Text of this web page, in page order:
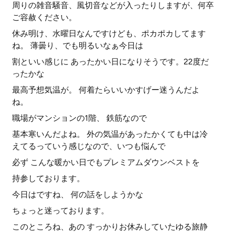
周りの雑音騒音、風切音などが入ったりしますが、何卒
ご容赦ください。
休み明け、水曜日なんですけども、ポカポカしてます
ね。 薄曇り、でも明るいなぁ今日は
割といい感じに あったかい日になりそうです。22度だ
ったかな
最高予想気温が。 何着たらいいかすげー迷うんだよ
ね。
職場がマンションの1階、 鉄筋なので
基本寒いんだよね。 外の気温があったかくても中は冷
えてるっていう感じなので、いつも悩んで
必ず こんな暖かい日でもプレミアムダウンベストを
持参しております。
今日はですね、 何の話をしようかな
ちょっと迷っております。
このところね、あの すっかりお休みしていたゆる旅静